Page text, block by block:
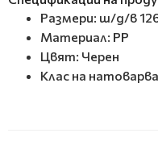
Размери: ш/д/в
Материал: PP
Цвят: Черен
Клас на